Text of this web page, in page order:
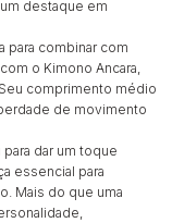
destaque em
para combinar com
o Kimono Ancara,
comprimento médio
de movimento
dar um toque
essencial para
Mais do que uma